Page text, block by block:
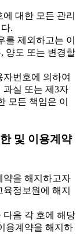
대한 모든 관리
.
제외하고는 이
양도 또는 변경할
번호에 의하여
과실 또는 제3자
모든 책임은 이
및 이용계약
을 해지하고자
정보원에 해지
음 각 호에 해당
용계약을 해지하